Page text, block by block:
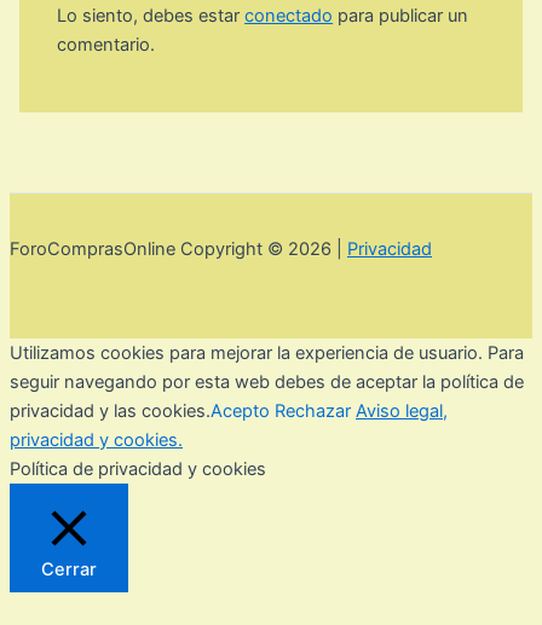
Lo siento, debes estarconectado para publicar un
comentario.
ForoComprasOnline Copyright © 2026 | Privacidad
Utilizamos cookies para mejorar la experiencia de usuario. Para
seguir navegando por esta web debes de aceptar la política de
privacidad y las cookies.Acepto Rechazar Aviso legal,
privacidad y cookies.
Política de privacidad y cookies
Cerrar